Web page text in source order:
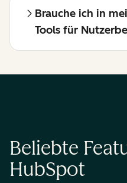
Brauche ich in
Tools für
Beliebte
HubSpot